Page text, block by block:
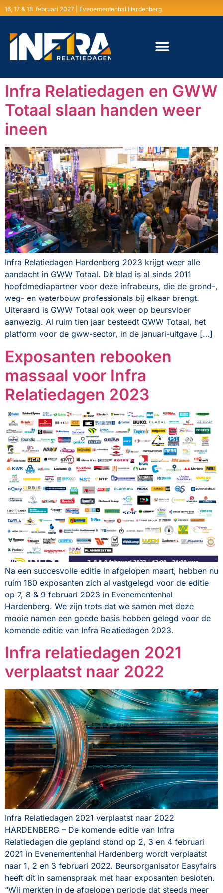
16, 17 & 18 februari 2027 | Evenementenhal Hardenberg
Infra Relatiedagen en GWW
Totaal slaan handen weer
ineen
Infra Relatiedagen Hardenberg 2023 krijgt weer alle
aandacht in GWW Totaal. Dit blad is al sinds 2011
hoofdmediapartner voor deze infrabeurs, die de grond-,
weg- en waterbouw professionals bij elkaar brengt.
Uiteraard is GWW Totaal ook weer op beursvloer
aanwezig. Al ruim tien jaar besteedt GWW Totaal, het
platform voor de gww-sector, in de januari-uitgave […]
Exposanten rebooken
massaal voor Infra
Relatiedagen 2023
Na een succesvolle editie in afgelopen maart, hebben nu
ruim 180 exposanten zich al vastgelegd voor de editie
op 7, 8 & 9 februari 2023 in Evenementenhal
Hardenberg. We zijn trots dat we samen met deze
mooie namen een goede basis hebben gelegd voor de
komende editie van Infra Relatiedagen 2023.
Infra relatiedagen 2021
verplaatst naar 2022
Infra Relatiedagen 2021 verplaatst naar 2022
HARDENBERG – De komende editie van Infra
Relatiedagen die gepland stond op 2, 3 en 4 februari
2021 in Evenementenhal Hardenberg wordt verplaatst
naar 1, 2 en 3 februari 2022. Beursorganisator Easyfairs
heeft dit in samenspraak met haar exposanten besloten.
“Wij merkten in de afgelopen periode dat steeds meer